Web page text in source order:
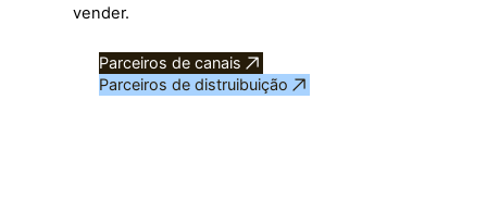
vender.
Parceiros de canais
Parceiros de distruibuição